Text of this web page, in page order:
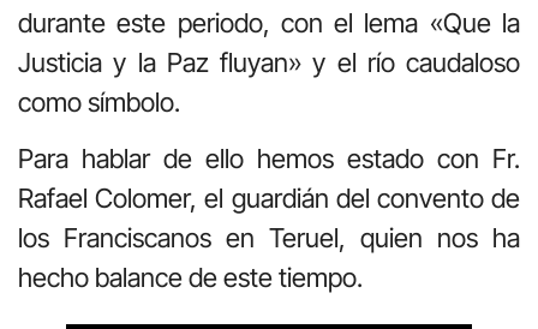
durante este periodo, con el lema «Que la
Justicia y la Paz fluyan» y el río caudaloso
como símbolo.
Para hablar de ello hemos estado con Fr.
Rafael Colomer, el guardián del convento de
los Franciscanos en Teruel, quien nos ha
hecho balance de este tiempo.